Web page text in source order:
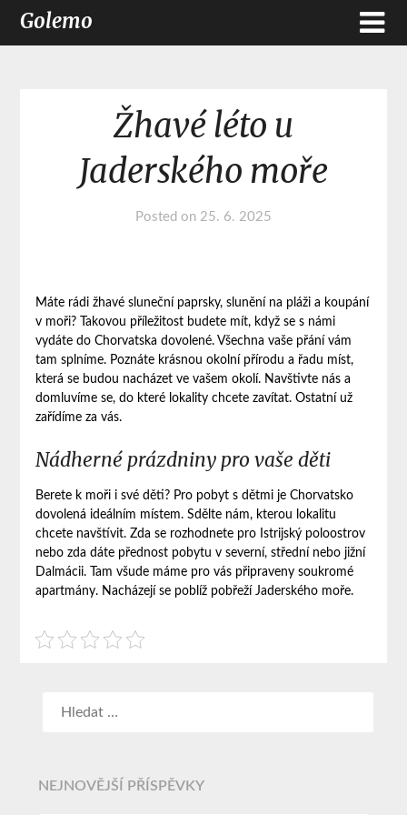
Golemo
Žhavé léto u
Jaderského moře
Posted on 25. 6. 2025
Máte rádi žhavé sluneční paprsky, slunění na pláži a koupání
v moři? Takovou příležitost budete mít, když se s námi
vydáte do Chorvatska dovolené. Všechna vaše přání vám
tam splníme. Poznáte krásnou okolní přírodu a řadu míst,
která se budou nacházet ve vašem okolí. Navštivte nás a
domluvíme se, do které lokality chcete zavítat. Ostatní už
zařídíme za vás.
Nádherné prázdniny pro vaše děti
Berete k moři i své děti? Pro pobyt s dětmi je Chorvatsko
dovolená ideálním místem. Sdělte nám, kterou lokalitu
chcete navštívit. Zda se rozhodnete pro Istrijský poloostrov
nebo zda dáte přednost pobytu v severní, střední nebo jižní
Dalmácii. Tam všude máme pro vás připraveny soukromé
apartmány. Nacházejí se poblíž pobřeží Jaderského moře.
NEJNOVĚJŠÍ PŘÍSPĚVKY